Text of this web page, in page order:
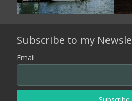
Subscribe to my
Email